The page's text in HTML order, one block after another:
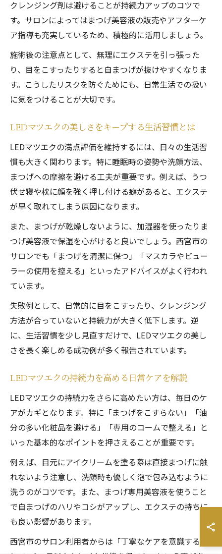
クレンジング剤は避けることが持続力アップのコツで
す。サロンによってはまつげ美容液の販売やアフターケ
ア指導も充実しているため、積極的に活用しましょう。
施術後の注意点として、無理にエクステを引っ張った
り、目をこすったりすると自まつげが抜けやすくなりま
す。こうしたリスクを防ぐためにも、日常生活での扱い
に気をつけることが大切です。
LEDマツエクの美しさをキープする生活習慣とは
LEDマツエクの満点評価を維持するには、日々の生活習
慣も大きく関わります。特に睡眠時の姿勢や洗顔方法、
まつげへの摩擦を避ける工夫が重要です。例えば、うつ
伏せ寝や枕に顔を強く押し付ける癖があると、エクステ
が早く取れてしまう原因になります。
また、まつげが乾燥しないように、加湿器を使ったりま
つげ美容液で保湿を心がけると良いでしょう。西宮市の
サロンでも「まつげを清潔に保つ」「マスカラやビュー
ラーの使用を控える」といったアドバイスがよく行われ
ています。
失敗例として、日常的に目をこすったり、クレンジング
方法が合っていないと持続力が大きく低下します。逆
に、生活習慣を少し見直すだけで、LEDマツエクの美し
さを長く楽しめる成功例が多く報告されています。
LEDマツエクの持続力を高める日常ケアを解説
LEDマツエクの持続力をさらに高めたい方は、毎日のケ
アがカギとなります。特に「まつげをこすらない」「油
分の多い化粧品を避ける」「専用のコームで整える」と
いった基本的なポイントを押さえることが重要です。
例えば、目元にアイクリームを塗る際は直接まつげに触
れないよう注意し、洗顔時も優しく泡で包み込むように
洗うのがコツです。また、まつげ専用美容液を使うこと
で自まつげのハリやコシがアップし、エクステの持ちに
も良い影響があります。
西宮市のサロン利用者からは「丁寧なケアを意識するこ